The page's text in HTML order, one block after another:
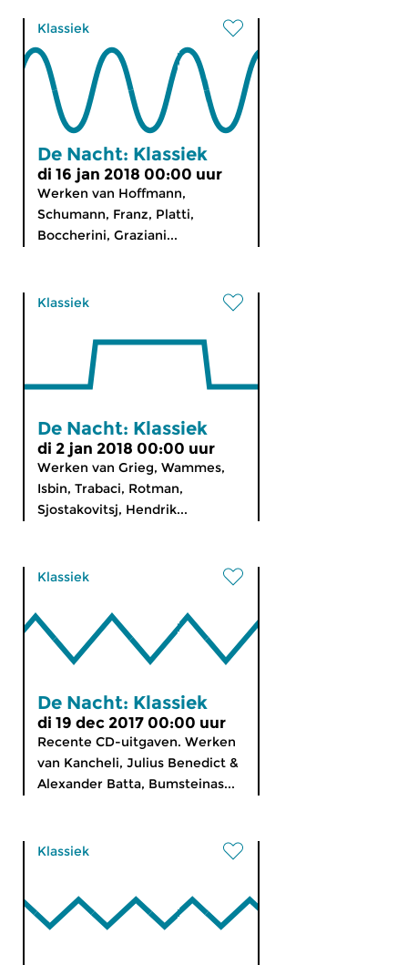
Klassiek
De Nacht: Klassiek
di 16 jan 2018 00:00 uur
Werken van Hoffmann,
Schumann, Franz, Platti,
Boccherini, Graziani...
Klassiek
De Nacht: Klassiek
di 2 jan 2018 00:00 uur
Werken van Grieg, Wammes,
Isbin, Trabaci, Rotman,
Sjostakovitsj, Hendrik...
Klassiek
De Nacht: Klassiek
di 19 dec 2017 00:00 uur
Recente CD-uitgaven. Werken
van Kancheli, Julius Benedict &
Alexander Batta, Bumsteinas...
Klassiek